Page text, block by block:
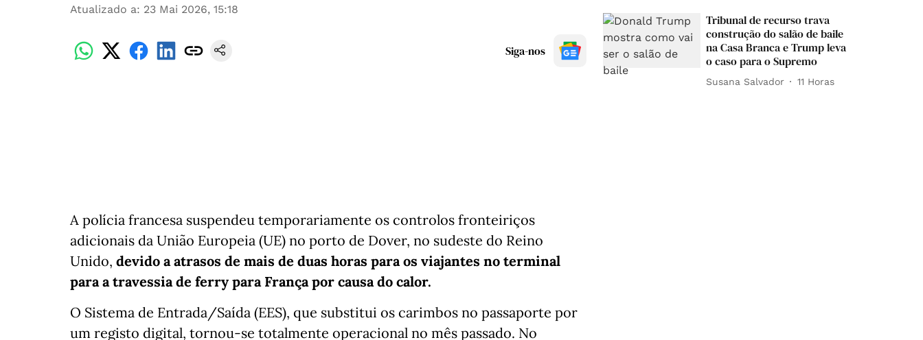
Atualizado a: 23 Mai 2026, 15:18
Siga-nos
A polícia francesa suspendeu temporariamente os controlos fronteiriços
adicionais da União Europeia (UE) no porto de Dover, no sudeste do Reino
Unido, devido a atrasos de mais de duas horas para os viajantes no terminal
para a travessia de ferry para França por causa do calor.
O Sistema de Entrada/Saída (EES), que substitui os carimbos no passaporte por
um registo digital, tornou-se totalmente operacional no mês passado. No
Tribunal de recurso trava
construção do salão de baile
na Casa Branca e Trump leva
o caso para o Supremo
Susana Salvador 11 Horas